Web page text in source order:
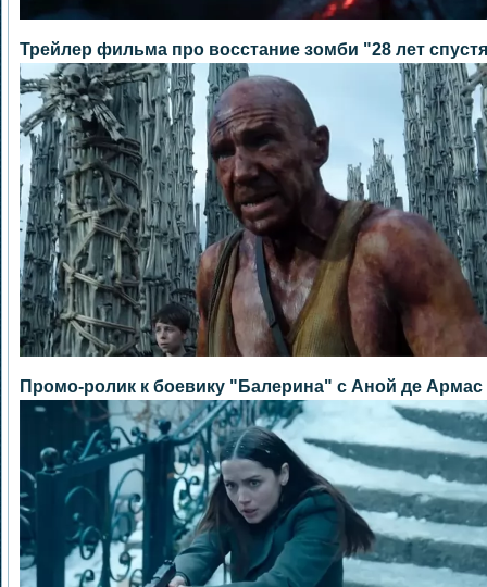
Трейлер фильма про восстание зомби "28 лет
Промо-ролик к боевику "Балерина" с Аной де